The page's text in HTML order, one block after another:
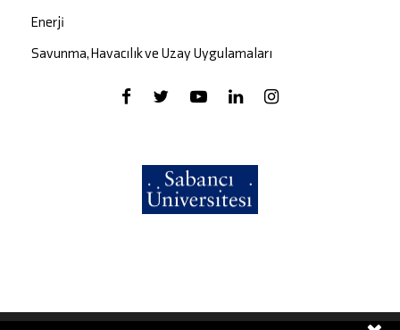
Enerji
Savunma, Havacılık ve Uzay Uygulamaları